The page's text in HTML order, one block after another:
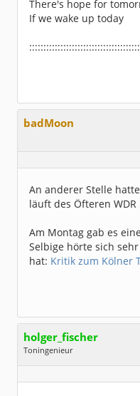
There's hope for
If we wake up today
badMoon
An anderer Stelle
läuft des Öfteren WDR
Am Montag gab es
Selbige hörte sich
hat: Kritik zum Kölner
holger_fischer
Toningenieur
Geschlecht:
Alter:
63